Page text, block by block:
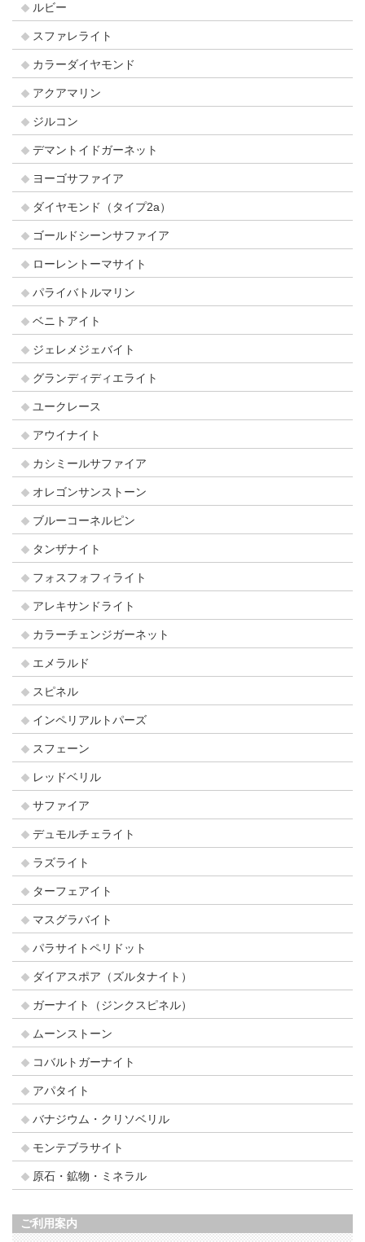
ルビー
スファレライト
カラーダイヤモンド
アクアマリン
ジルコン
デマントイドガーネット
ヨーゴサファイア
ダイヤモンド（タイプ2a）
ゴールドシーンサファイア
ローレントーマサイト
パライバトルマリン
ベニトアイト
ジェレメジェバイト
グランディディエライト
ユークレース
アウイナイト
カシミールサファイア
オレゴンサンストーン
ブルーコーネルピン
タンザナイト
フォスフォフィライト
アレキサンドライト
カラーチェンジガーネット
エメラルド
スピネル
インペリアルトパーズ
スフェーン
レッドベリル
サファイア
デュモルチェライト
ラズライト
ターフェアイト
マスグラバイト
パラサイトペリドット
ダイアスポア（ズルタナイト）
ガーナイト（ジンクスピネル）
ムーンストーン
コバルトガーナイト
アパタイト
バナジウム・クリソベリル
モンテブラサイト
原石・鉱物・ミネラル
ご利用案内